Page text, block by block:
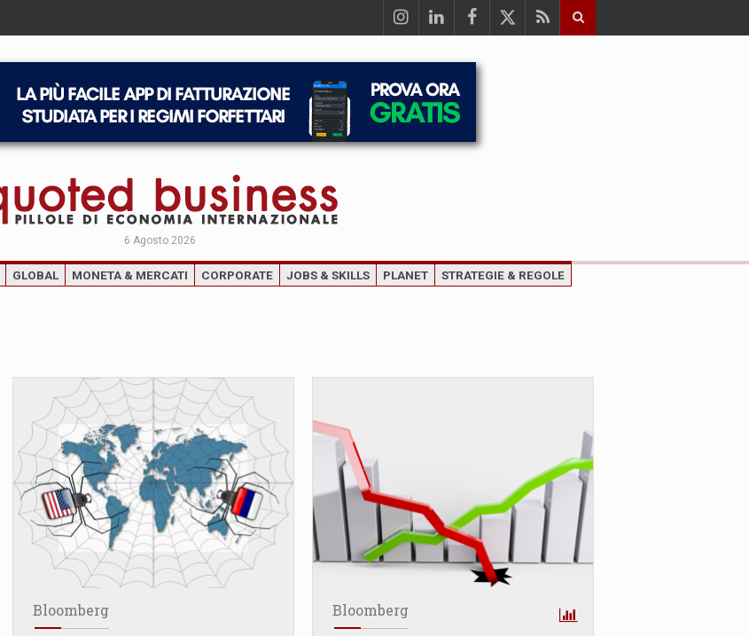
6 Agosto 2026
GLOBAL MONETA & MERCATI CORPORATE JOBS & SKILLS PLANET STRATEGIE & REGOLE
Bloomberg Bloomberg